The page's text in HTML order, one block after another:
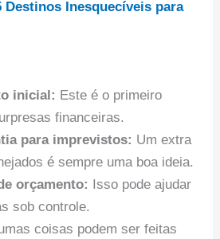
Destinos Inesquecíveis para
inicial: Este é o primeiro
financeiras.
para imprevistos: Um extra
é sempre uma boa ideia.
orçamento: Isso pode ajudar
sob controle.
coisas podem ser feitas